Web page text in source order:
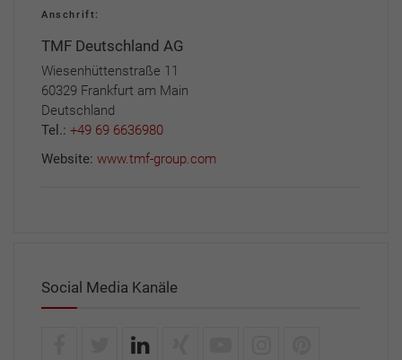
Anschrift:
TMF Deutschland AG
Wiesenhüttenstraße 11
60329 Frankfurt am Main
Deutschland
Tel.: +49 69 6636980
Website: www.tmf-group.com
Social Media Kanäle